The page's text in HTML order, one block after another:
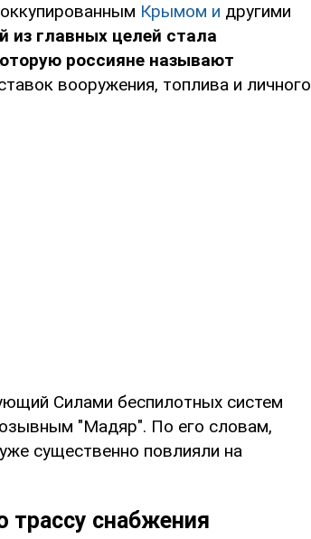
Крымом и другими
из главных целей стала
россияне называют
вооружения, топлива и личного
Силами беспилотных систем
"Мадяр". По его словам,
существенно повлияли на
трассу снабжения